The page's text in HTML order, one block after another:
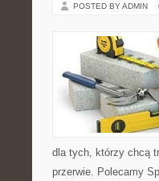
POSTED BY ADMIN
dla tych, którzy chcą
przerwie. Polecamy